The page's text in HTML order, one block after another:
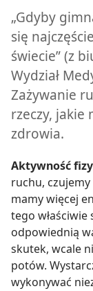
„Gdyby
się
świecie” (z
Wydział
Zażywanie
rzeczy, jakie
zdrowia.
Aktywność
ruchu,
mamy więcej
tego
odpowiednią
skutek, wcale
potów.
wykonywać